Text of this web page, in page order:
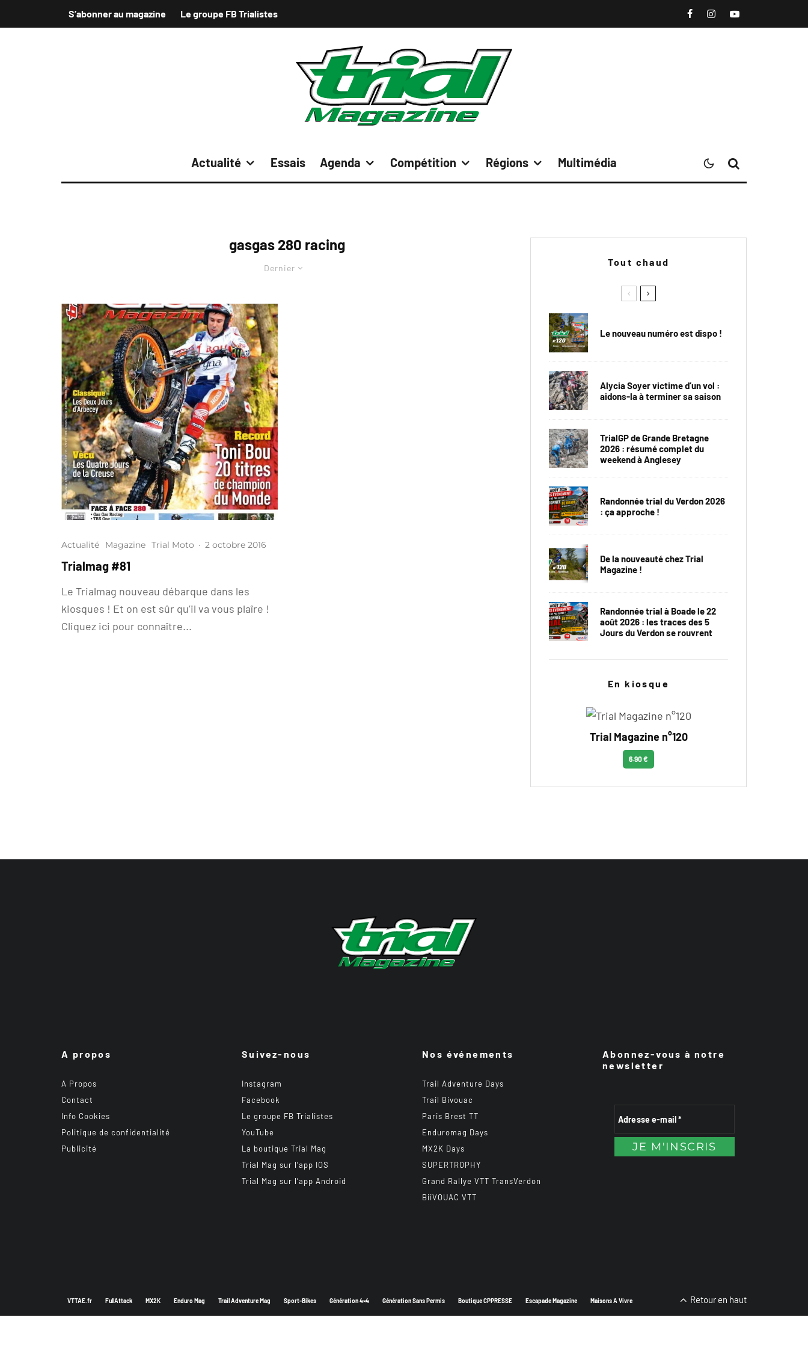
S’abonner au magazine Le groupe FB Trialistes
Actualité Essais Agenda Compétition Régions Multimédia
gasgas 280 racing
Dernier
Actualité Magazine Trial Moto · 2 octobre 2016
Trialmag #81
Le Trialmag nouveau débarque dans les
kiosques ! Et on est sûr qu’il va vous plaîre !
Cliquez ici pour connaître...
Tout chaud
Le nouveau numéro est dispo !
Alycia Soyer victime d’un vol :
aidons-la à terminer sa saison
TrialGP de Grande Bretagne
2026 : résumé complet du
weekend à Anglesey
Randonnée trial du Verdon 2026
: ça approche !
De la nouveauté chez Trial
Magazine !
Randonnée trial à Boade le 22
août 2026 : les traces des 5
Jours du Verdon se rouvrent
En kiosque
Trial Magazine n°120
6.90 €
A propos
A Propos
Contact
Info Cookies
Politique de confidentialité
Publicité
Suivez-nous
Instagram
Facebook
Le groupe FB Trialistes
YouTube
La boutique Trial Mag
Trial Mag sur l’app IOS
Trial Mag sur l’app Android
Nos événements
Trail Adventure Days
Trail Bivouac
Paris Brest TT
Enduromag Days
MX2K Days
SUPERTROPHY
Grand Rallye VTT TransVerdon
BiiVOUAC VTT
Abonnez-vous à notre
newsletter
VTTAE.fr FullAttack MX2K Enduro Mag Trail Adventure Mag Sport-Bikes Génération 4×4 Génération Sans Permis Boutique CPPRESSE Escapade Magazine Maisons A Vivre Retour en haut